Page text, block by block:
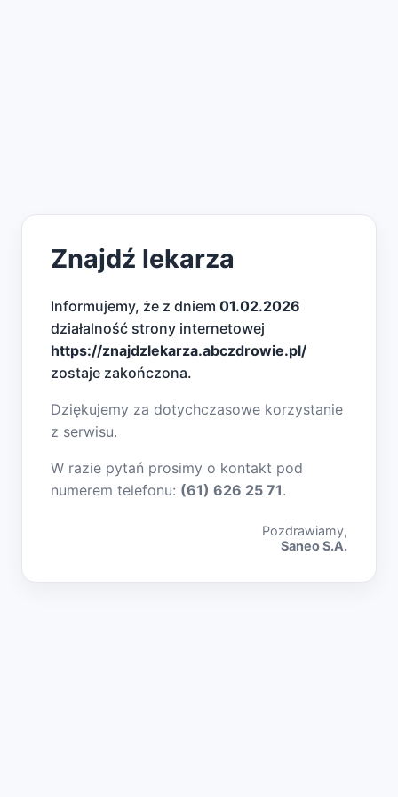
Znajdź lekarza
Informujemy, że z dniem 01.02.2026
działalność strony internetowej
https://znajdzlekarza.abczdrowie.pl/
zostaje zakończona.
Dziękujemy za dotychczasowe korzystanie
z serwisu.
W razie pytań prosimy o kontakt pod
numerem telefonu: (61) 626 25 71.
Pozdrawiamy,
Saneo S.A.